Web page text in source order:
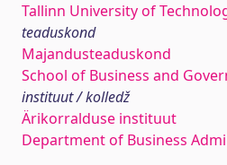
Tallinn University of
teaduskond
Majandusteaduskond
School of Business and
instituut / kolledž
Ärikorralduse instituut
Department of Business